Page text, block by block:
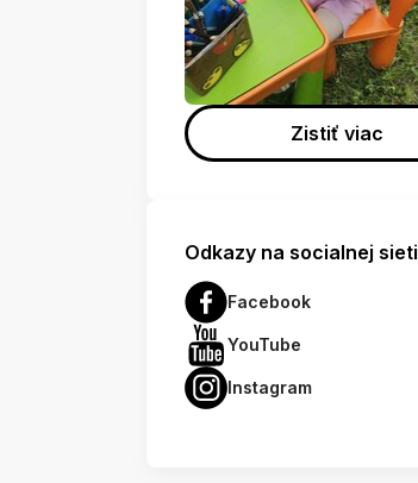
Zistiť viac
Odkazy na socialnej sieti
Facebook
YouTube
Instagram